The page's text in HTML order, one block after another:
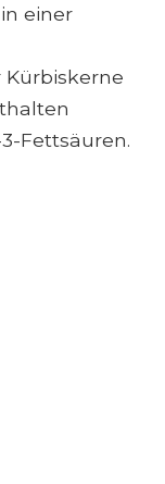
einer
Kürbiskerne
Fettsäuren.